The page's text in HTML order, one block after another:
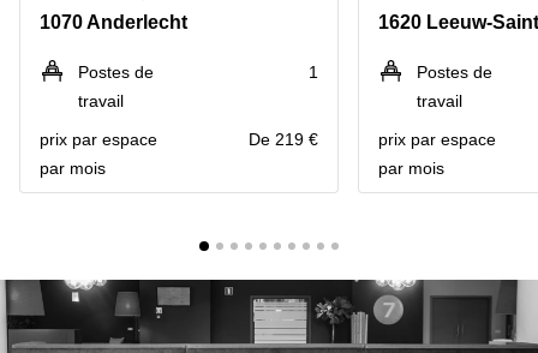
la
Neuve
Wavre
Centre
Anvers
Centre
d'affaires
Gand
Centre
Coworking
1070 Anderlecht
Postes de
travail
1
prix par espace
par mois
De 219 €
1620 Leeuw-
Postes de
travail
prix par espace
par mois